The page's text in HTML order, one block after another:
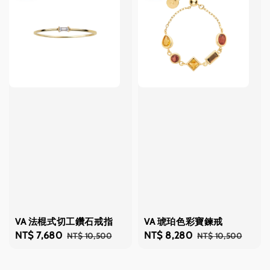
VA 法棍式切工鑽石戒指
Sale
NT$ 7,680 Regular
NT$ 10,500
VA 琥珀色彩寶鍊戒
Sale
NT$ 8,280 Regular
NT$ 10,500